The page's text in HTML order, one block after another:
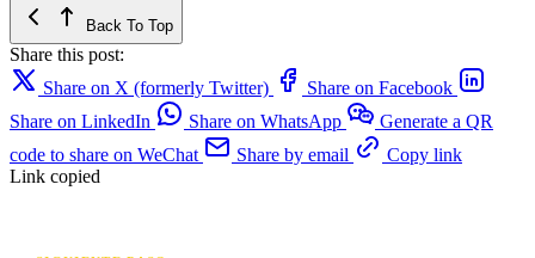
Back To Top
Share this post:
Share on X (formerly Twitter)
Share on Facebook
Share on LinkedIn
Share on WhatsApp
Generate a QR
code to share on WeChat
Share by email
Copy link
Link copied